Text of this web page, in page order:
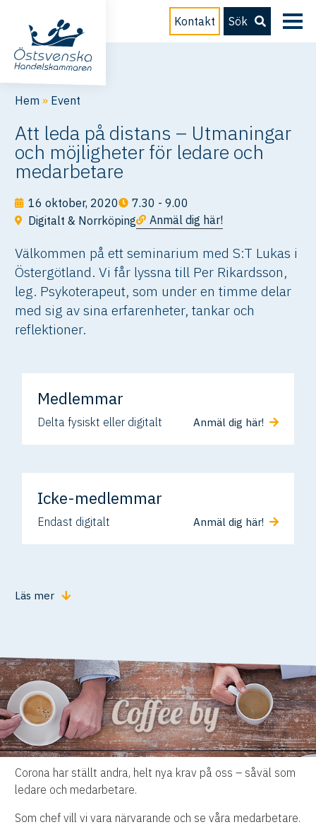
Kontakt Sök
Hem » Event
Att leda på distans – Utmaningar
och möjligheter för ledare och
medarbetare
16 oktober, 2020
7.30 - 9.00
Digitalt & Norrköping
Anmäl dig här!
Välkommen på ett seminarium med S:T Lukas i
Östergötland. Vi får lyssna till Per Rikardsson,
leg. Psykoterapeut, som under en timme delar
med sig av sina erfarenheter, tankar och
reflektioner.
Medlemmar
Delta fysiskt eller digitalt Anmäl dig här!
Icke-medlemmar
Endast digitalt Anmäl dig här!
Läs mer
Corona har ställt andra, helt nya krav på oss – såväl som
ledare och medarbetare.
Som chef vill vi vara närvarande och se våra medarbetare.